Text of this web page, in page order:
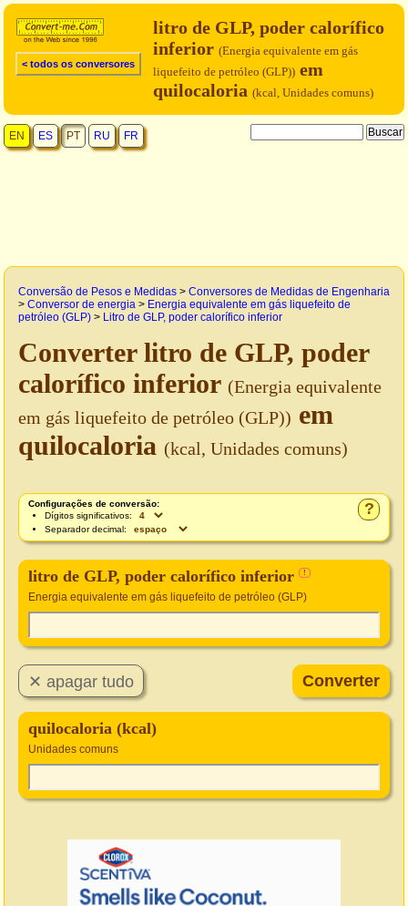
< todos os conversores
litro de GLP, poder calorífico
inferior (Energia equivalente em gás
liquefeito de petróleo (GLP)) em
quilocaloria (kcal, Unidades comuns)
EN ES PT RU FR
Conversão de Pesos e Medidas > Conversores de Medidas de Engenharia
> Conversor de energia > Energia equivalente em gás liquefeito de
petróleo (GLP) > Litro de GLP, poder calorífico inferior
Converter litro de GLP, poder
calorífico inferior (Energia equivalente
em gás liquefeito de petróleo (GLP)) em
quilocaloria (kcal, Unidades comuns)
?
Configurações de conversão:
Dígitos significativos:
Separador decimal:
litro de GLP, poder calorífico inferior !
Energia equivalente em gás liquefeito de petróleo (GLP)
quilocaloria (kcal)
Unidades comuns